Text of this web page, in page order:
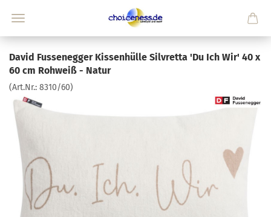
David Fussenegger Kissenhülle Silvretta 'Du Ich Wir' 40 x
60 cm Rohweiß - Natur
(Art.Nr.: 8310/60)